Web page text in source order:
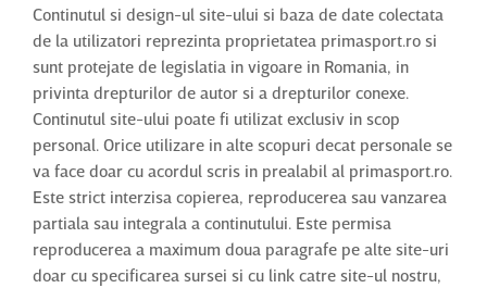
Continutul si design-ul site-ului si baza de date colectata
de la utilizatori reprezinta proprietatea primasport.ro si
sunt protejate de legislatia in vigoare in Romania, in
privinta drepturilor de autor si a drepturilor conexe.
Continutul site-ului poate fi utilizat exclusiv in scop
personal. Orice utilizare in alte scopuri decat personale se
va face doar cu acordul scris in prealabil al primasport.ro.
Este strict interzisa copierea, reproducerea sau vanzarea
partiala sau integrala a continutului. Este permisa
reproducerea a maximum doua paragrafe pe alte site-uri
doar cu specificarea sursei si cu link catre site-ul nostru,